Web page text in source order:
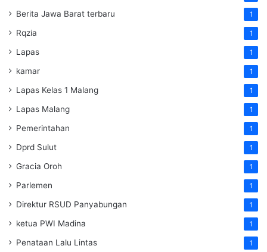
Berita Jawa Barat terbaru 1
Rqzia 1
Lapas 1
kamar 1
Lapas Kelas 1 Malang 1
Lapas Malang 1
Pemerintahan 1
Dprd Sulut 1
Gracia Oroh 1
Parlemen 1
Direktur RSUD Panyabungan 1
ketua PWI Madina 1
Penataan Lalu Lintas 1